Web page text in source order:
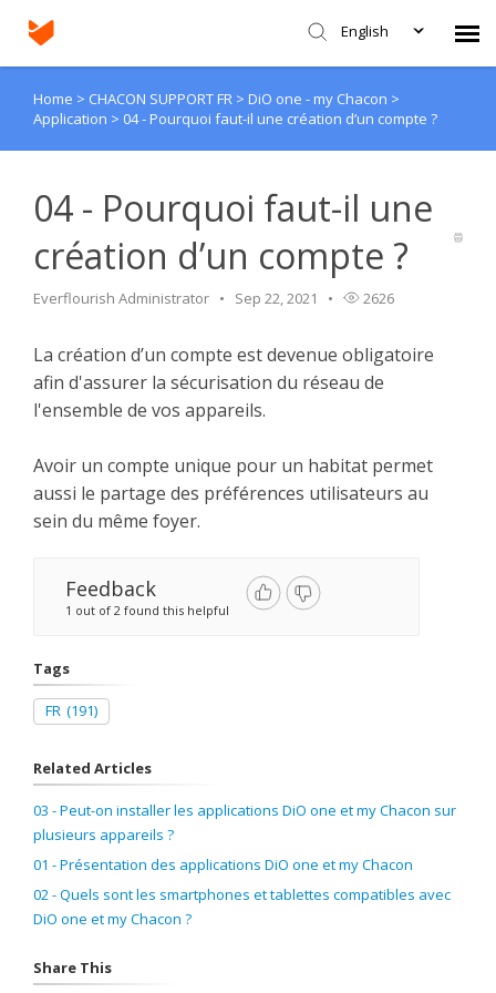
English
Agent Portal
Login
Home > CHACON SUPPORT FR > DiO one - my Chacon >
Application > 04 - Pourquoi faut-il une création d’un compte ?
04 - Pourquoi faut-il une
création d’un compte ?
Everflourish Administrator Sep 22, 2021 2626
La création d’un compte est devenue obligatoire
afin d'assurer la sécurisation du réseau de
l'ensemble de vos appareils.
Avoir un compte unique pour un habitat permet
aussi le partage des préférences utilisateurs au
sein du même foyer.
Feedback
1 out of 2 found this helpful
Tags
FR (191)
Related Articles
03 - Peut-on installer les applications DiO one et my Chacon sur
plusieurs appareils ?
01 - Présentation des applications DiO one et my Chacon
02 - Quels sont les smartphones et tablettes compatibles avec
DiO one et my Chacon ?
Share This